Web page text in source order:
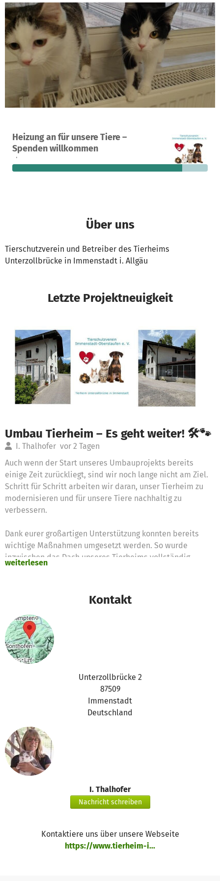
Heizung an für unsere Tiere –
Spenden willkommen
Ein Projekt in Immenstadt im Allgäu, Deutschland
71
Spenden
87 % 898 €
fehlen noch
Über uns
Tierschutzverein und Betreiber des Tierheims
Unterzollbrücke in Immenstadt i. Allgäu
Letzte Projektneuigkeit
Umbau Tierheim – Es geht weiter! 🛠️🐾
I. Thalhofer vor 2 Tagen
Auch wenn der Start unseres Umbauprojekts bereits
einige Zeit zurückliegt, sind wir noch lange nicht am Ziel.
Schritt für Schritt arbeiten wir daran, unser Tierheim zu
modernisieren und für unsere Tiere nachhaltig zu
verbessern.
Dank eurer großartigen Unterstützung konnten bereits
wichtige Maßnahmen umgesetzt werden. So wurde
inzwischen das Dach unseres Tierheims vollständig
zuverlässigen Schutz vor Wind und Wetter.Doch es gibt
noch viele weitere Projekte, die auf ihre Umsetzung
warten. Unser Tierheim ist in die Jahre gekommen und
muss nach und nach modernisiert werden, damit wir auch
künftig kranke, verletzte und herrenlose Tiere bestmöglich
versorgen können.
Ein herzliches Dankeschön an alle, die unseren Umbau
bereits unterstützt haben! Eure Hilfe macht diese
wichtigen Maßnahmen überhaupt erst möglich. Und jede
weitere Spende bringt uns dem nächsten Bauabschnitt
Gemeinsam schaffen wir ein Tierheim, das auch in Zukunft
ein sicherer Zufluchtsort für unsere Schützlinge bleibt. ❤️
🐶🐱
weiterlesen
Kontakt
Unterzollbrücke 2
87509
Immenstadt
Deutschland
I. Thalhofer
Nachricht schreiben
Kontaktiere uns über unsere Webseite
https://www.tierheim-i...